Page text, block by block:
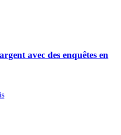
avec des enquêtes en